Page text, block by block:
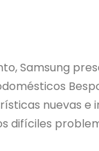
Samsung
nuevas e
difíciles